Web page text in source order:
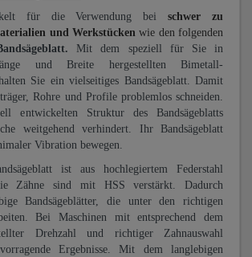
für die Verwendung beischwer zu
und Werkstücken wie den folgenden
Mit dem speziell für Sie in
und Breite hergestellten Bimetall-
Sie ein vielseitiges Bandsägeblatt. Damit
Rohre und Profile problemlos schneiden.
entwickelten Struktur des Bandsägeblatts
weitgehend verhindert. Ihr Bandsägeblatt
Vibration bewegen.
ist aus hochlegiertem Federstahl
Zähne sind mit HSS verstärkt. Dadurch
Bandsägeblätter, die unter den richtigen
Bei Maschinen mit entsprechend dem
Drehzahl und richtiger Zahnauswahl
Ergebnisse. Mit dem langlebigen